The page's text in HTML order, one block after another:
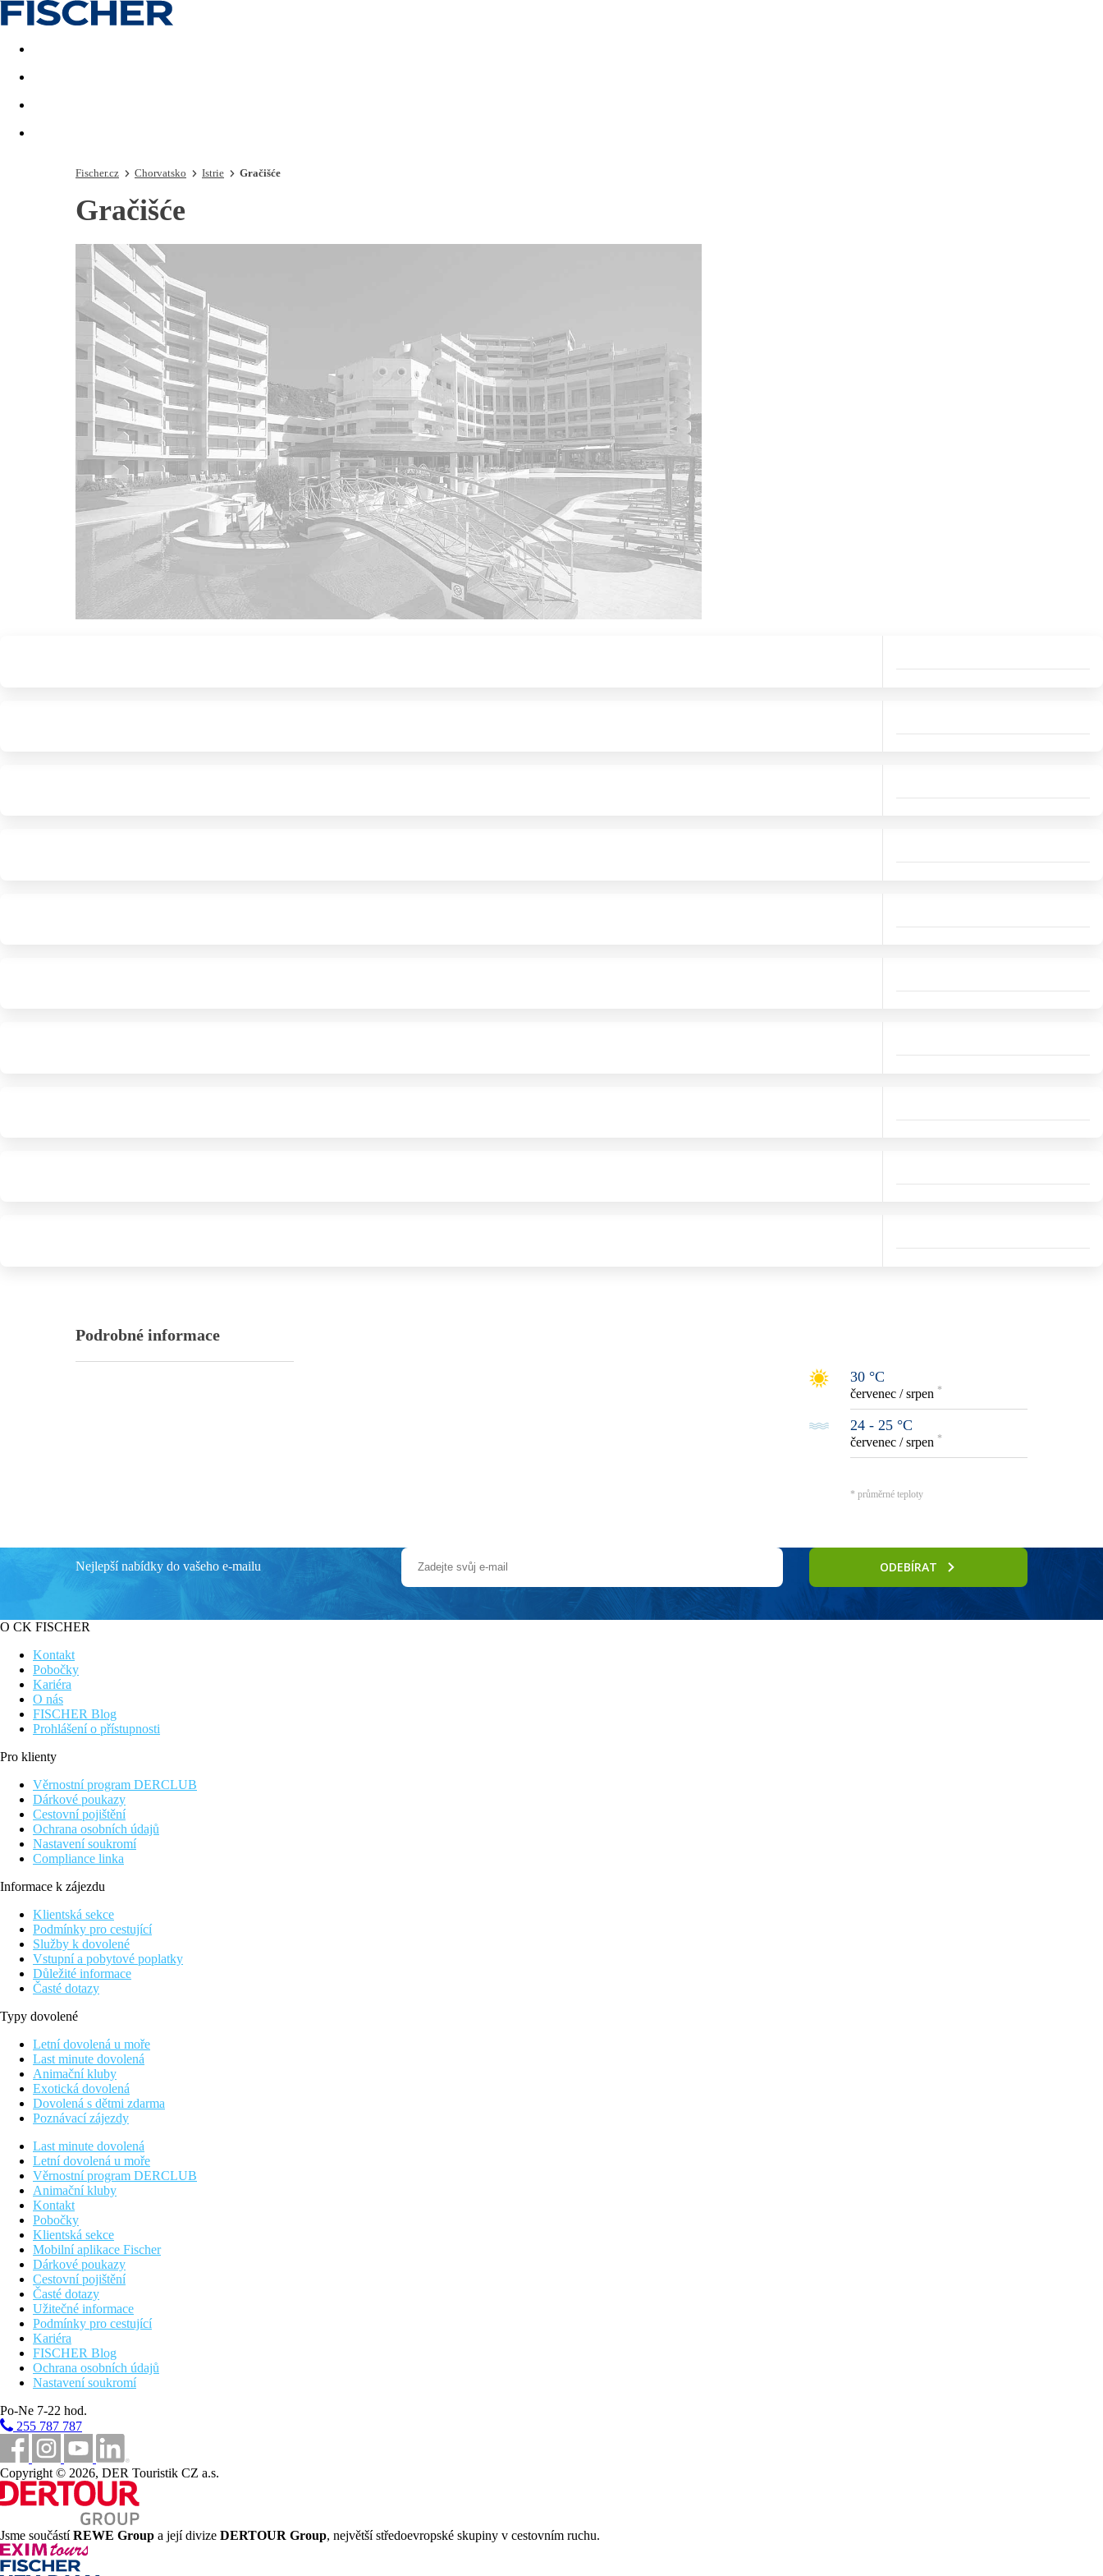
Akční nabídky Last minute
Fischer.cz Chorvatsko Istrie Gračišće
Gračišće
Podrobné informace
30 °C
červenec / srpen *
24 - 25 °C
červenec / srpen *
* průměrné teploty
Nejlepší nabídky do vašeho e-mailu ODEBÍRAT
O CK FISCHER
Kontakt
Pobočky
Kariéra
O nás
FISCHER Blog
Prohlášení o přístupnosti
Pro klienty
Věrnostní program DERCLUB
Dárkové poukazy
Cestovní pojištění
Ochrana osobních údajů
Nastavení soukromí
Compliance linka
Informace k zájezdu
Klientská sekce
Podmínky pro cestující
Služby k dovolené
Vstupní a pobytové poplatky
Důležité informace
Časté dotazy
Typy dovolené
Letní dovolená u moře
Last minute dovolená
Animační kluby
Exotická dovolená
Dovolená s dětmi zdarma
Poznávací zájezdy
Last minute dovolená
Letní dovolená u moře
Věrnostní program DERCLUB
Animační kluby
Kontakt
Pobočky
Klientská sekce
Mobilní aplikace Fischer
Dárkové poukazy
Cestovní pojištění
Časté dotazy
Užitečné informace
Podmínky pro cestující
Kariéra
FISCHER Blog
Ochrana osobních údajů
Nastavení soukromí
Po-Ne 7-22 hod.
255 787 787
Copyright © 2026, DER Touristik CZ a.s.
Jsme součástíREWE Group a její divize DERTOUR Group, největší středoevropské skupiny v cestovním ruchu.